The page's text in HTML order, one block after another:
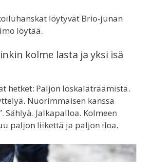
löytyvät Brio-junan
löytää.
kolme lasta ja yksi isä
hetket: Paljon loskaläträämistä.
Nuorimmaisen kanssa
Sählyä. Jalkapalloa. Kolmeen
paljon liikettä ja paljon iloa.